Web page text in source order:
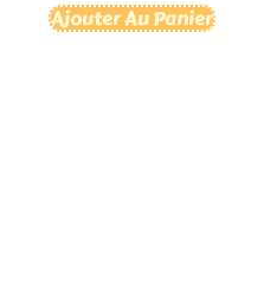
Ajouter Au Panier